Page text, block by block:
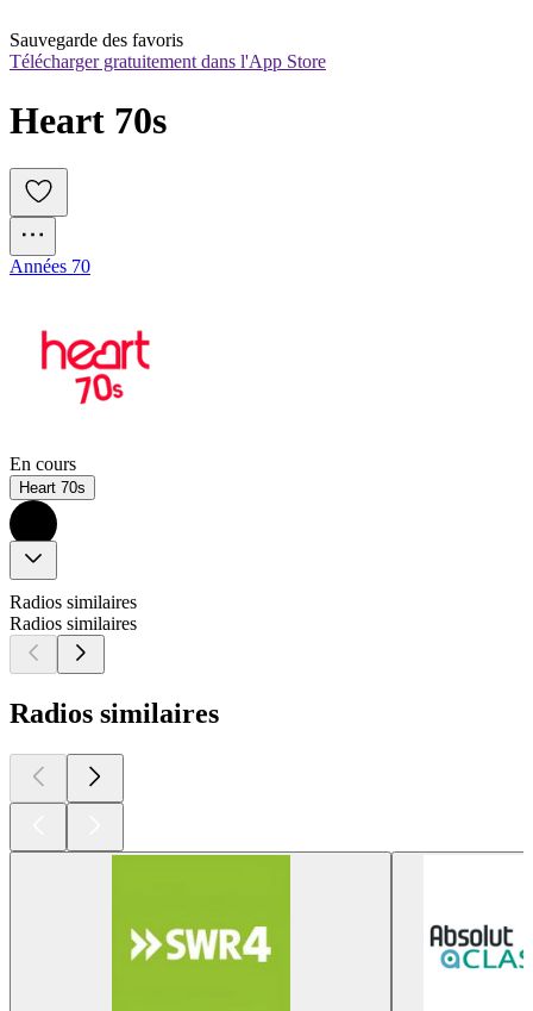
Sauvegarde des favoris
Télécharger gratuitement dans l'App Store
Heart 70s
Années 70
En cours
Heart 70s
Radios similaires
Radios similaires
Radios similaires